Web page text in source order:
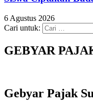
6 Agustus 2026
Cari untuk:
GEBYAR
Gebyar Pajak